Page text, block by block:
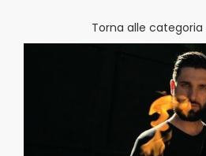
Torna alle categoria